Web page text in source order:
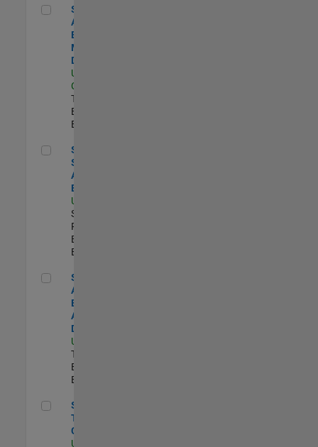
Senior Application Engineer - Model-Based Design
Senior
Application
Engineer -
Model-Based
Design
US-CA-Santa
Clara
Technical Sales
Engineering |
Experimentado
Senior Security Assurance Engineer
Senior
Security
Assurance
Engineer
US-MA-Natick
Software
Process
Engineering |
Experimentado
Senior Application Engineer - Aerospace & Defense
Senior
Application
Engineer -
Aerospace &
Defense
US-MA-Natick
Technical Sales
Engineering |
Experimentado
Senior Technical Consultant
Senior
Technical
Consultant
US-MI-Novi